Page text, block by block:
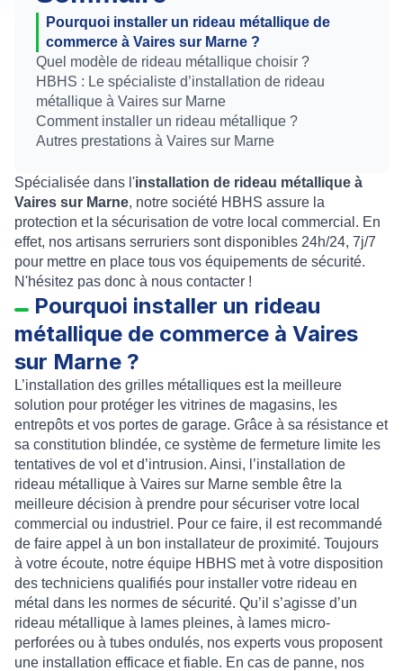
Pourquoi installer un rideau métallique de
commerce à Vaires sur Marne ?
Quel modèle de rideau métallique choisir ?
HBHS : Le spécialiste d’installation de rideau
métallique à Vaires sur Marne
Comment installer un rideau métallique ?
Autres prestations à Vaires sur Marne
Spécialisée dans l'installation de rideau métallique à
Vaires sur Marne, notre société HBHS assure la
protection et la sécurisation de votre local commercial. En
effet, nos artisans serruriers sont disponibles 24h/24, 7j/7
pour mettre en place tous vos équipements de sécurité.
N'hésitez pas donc à nous contacter !
Pourquoi installer un rideau
métallique de commerce à Vaires
sur Marne ?
L’installation des grilles métalliques est la meilleure
solution pour protéger les vitrines de magasins, les
entrepôts et vos portes de garage. Grâce à sa résistance et
sa constitution blindée, ce système de fermeture limite les
tentatives de vol et d’intrusion. Ainsi, l’installation de
rideau métallique à Vaires sur Marne semble être la
meilleure décision à prendre pour sécuriser votre local
commercial ou industriel. Pour ce faire, il est recommandé
de faire appel à un bon installateur de proximité. Toujours
à votre écoute, notre équipe HBHS met à votre disposition
des techniciens qualifiés pour installer votre rideau en
métal dans les normes de sécurité. Qu’il s’agisse d’un
rideau métallique à lames pleines, à lames micro-
perforées ou à tubes ondulés, nos experts vous proposent
une installation efficace et fiable. En cas de panne, nos